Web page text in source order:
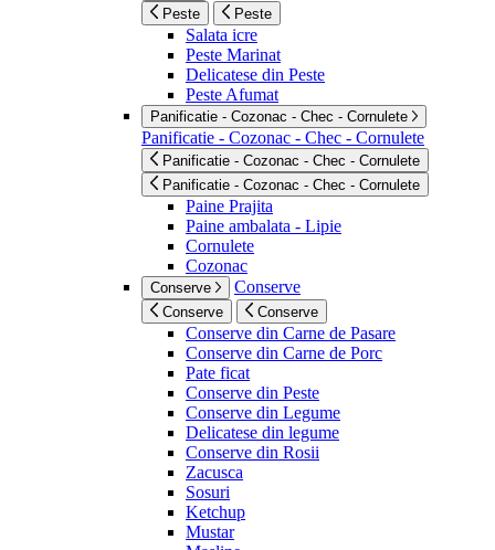
Peste Peste
Salata icre
Peste Marinat
Delicatese din Peste
Peste Afumat
Panificatie - Cozonac - Chec - Cornulete
Panificatie - Cozonac - Chec - Cornulete
Panificatie - Cozonac - Chec - Cornulete
Panificatie - Cozonac - Chec - Cornulete
Paine Prajita
Paine ambalata - Lipie
Cornulete
Cozonac
Conserve Conserve
Conserve Conserve
Conserve din Carne de Pasare
Conserve din Carne de Porc
Pate ficat
Conserve din Peste
Conserve din Legume
Delicatese din legume
Conserve din Rosii
Zacusca
Sosuri
Ketchup
Mustar